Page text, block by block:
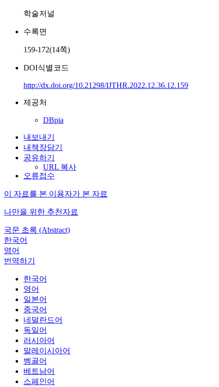
학술저널
수록면
159-172(14쪽)
DOI식별코드
http://dx.doi.org/10.21298/IJTHR.2022.12.36.12.159
제공처
DBpia
내보내기
내책장담기
공유하기
URL 복사
오류접수
이 자료를 본 이용자가 본 자료
나만을 위한 추천자료
국문 초록 (Abstract)
한국어
영어
번역하기
한국어
영어
일본어
중국어
네덜란드어
독일어
러시아어
말레이시아어
벵골어
베트남어
스페인어